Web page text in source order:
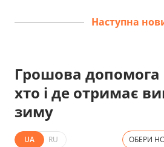
Наступна
Грошова
хто і де отримає
зиму
UA RU ОБЕРИ